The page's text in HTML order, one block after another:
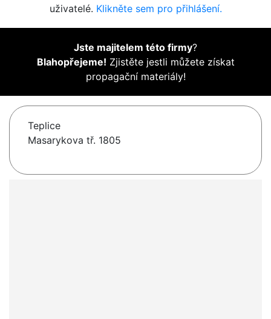
uživatelé. Klikněte sem pro přihlášení.
Jste majitelem této firmy?
Blahopřejeme! Zjistěte jestli můžete získat
propagační materiály!
Teplice
Masarykova tř. 1805